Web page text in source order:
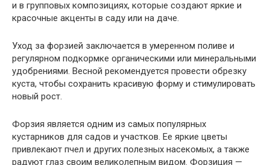
и в групповых композициях, которые создают яркие и
красочные акценты в саду или на даче.
Уход за форзией заключается в умеренном поливе и
регулярном подкормке органическими или минеральными
удобрениями. Весной рекомендуется провести обрезку
куста, чтобы сохранить красивую форму и стимулировать
новый рост.
Форзия является одним из самых популярных
кустарников для садов и участков. Ее яркие цветы
привлекают пчел и других полезных насекомых, а также
радуют глаз своим великолепным видом. Форзиция —